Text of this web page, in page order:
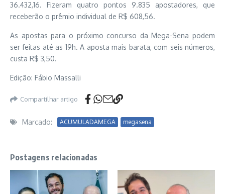
36.432,16. Fizeram quatro pontos 9.835 apostadores, que
receberão o prêmio individual de R$ 608,56.
As apostas para o próximo concurso da Mega-Sena podem
ser feitas até as 19h. A aposta mais barata, com seis números,
custa R$ 3,50.
Edição: Fábio Massalli
Compartilhar artigo
Marcado: ACUMULADAMEGA megasena
Postagens relacionadas